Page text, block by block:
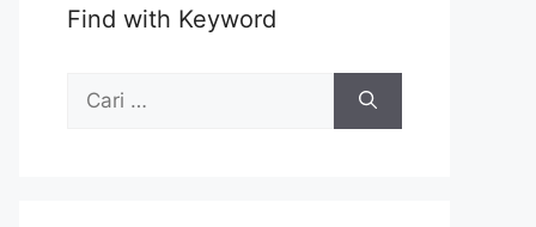
Find with Keyword
Cari